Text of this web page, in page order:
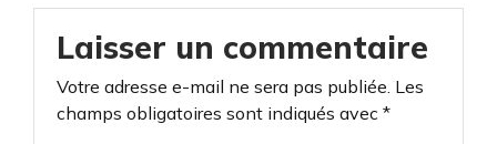
Laisser un commentaire
Votre adresse e-mail ne sera pas publiée. Les
champs obligatoires sont indiqués avec *